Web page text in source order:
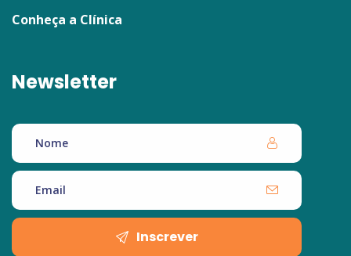
Conheça a Clínica
Newsletter
Inscrever